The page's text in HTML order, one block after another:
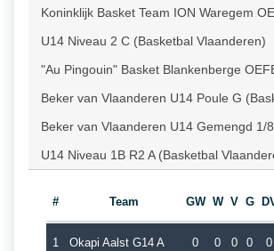
Koninklijk Basket Team ION Waregem
U14 Niveau 2 C (Basketbal Vlaanderen)
"Au Pingouin" Basket Blankenberge
Beker van Vlaanderen U14 Poule G
Beker van Vlaanderen U14 Gemengd 1/
U14 Niveau 1B R2 A (Basketbal
# Team GW W V G
1 Okapi Aalst G14 A 0 0 0 0 0